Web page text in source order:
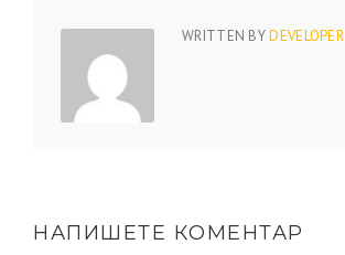
WRITTEN BYDEVELOPER
НАПИШЕТЕ КОМЕНТАР